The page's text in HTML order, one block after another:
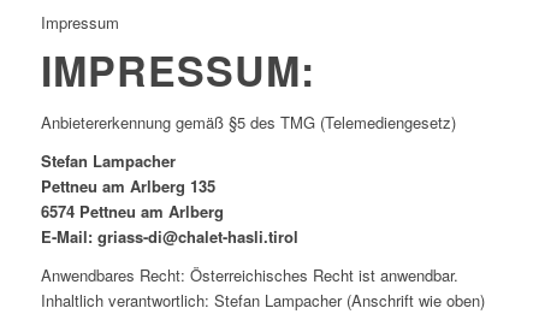
Impressum
IMPRESSUM:
Anbietererkennung gemäß §5 des TMG (Telemediengesetz)
Stefan Lampacher
Pettneu am Arlberg 135
6574 Pettneu am Arlberg
E-Mail: griass-di@chalet-hasli.tirol
Anwendbares Recht: Österreichisches Recht ist anwendbar.
Inhaltlich verantwortlich: Stefan Lampacher (Anschrift wie oben)